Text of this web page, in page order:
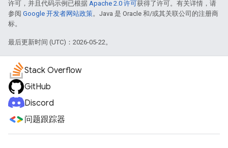
许可，并且代码示例已根据 Apache 2.0 许可获得了许可。有关详情，请
参阅 Google 开发者网站政策。Java 是 Oracle 和/或其关联公司的注册商
标。
最后更新时间 (UTC)：2026-05-22。
Stack Overflow
GitHub
Discord
问题跟踪器